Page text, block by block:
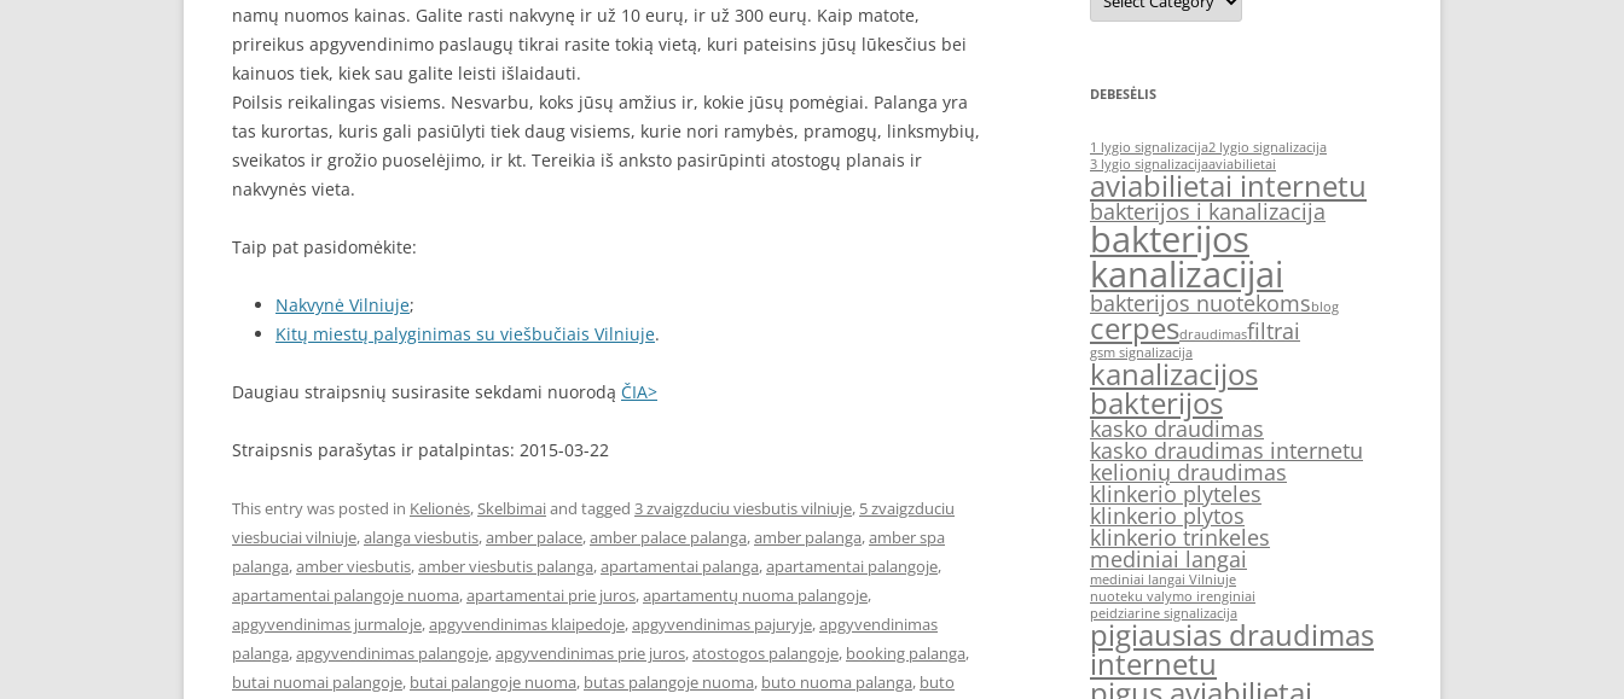
namų nuomos kainas. Galite rasti nakvynę ir už 10 eurų, ir už 300 eurų. Kaip matote,
prireikus apgyvendinimo paslaugų tikrai rasite tokią vietą, kuri pateisins jūsų lūkesčius bei
kainuos tiek, kiek sau galite leisti išlaidauti.
Poilsis reikalingas visiems. Nesvarbu, koks jūsų amžius ir, kokie jūsų pomėgiai. Palanga yra
tas kurortas, kuris gali pasiūlyti tiek daug visiems, kurie nori ramybės, pramogų, linksmybių,
sveikatos ir grožio puoselėjimo, ir kt. Tereikia iš anksto pasirūpinti atostogų planais ir
nakvynės vieta.
Taip pat pasidomėkite:
Nakvynė Vilniuje;
Kitų miestų palyginimas su viešbučiais Vilniuje.
Daugiau straipsnių susirasite sekdami nuorodą ČIA>
Straipsnis parašytas ir patalpintas: 2015-03-22
This entry was posted in Kelionės,Skelbimaiand tagged 3 zvaigzduciu viesbutis vilniuje, 5 zvaigzduciu
viesbuciai vilniuje,alanga viesbutis,amber palace,amber palace palanga,amber palanga,amber spa
palanga,amber viesbutis,amber viesbutis palanga,apartamentai palanga,apartamentai palangoje,
apartamentai palangoje nuoma,apartamentai prie juros,apartamentų nuoma palangoje,
apgyvendinimas jurmaloje,apgyvendinimas klaipedoje,apgyvendinimas pajuryje,apgyvendinimas
palanga,apgyvendinimas palangoje,apgyvendinimas prie juros,atostogos palangoje, booking palanga,
butai nuomai palangoje, butai palangoje nuoma, butas palangoje nuoma, buto nuoma palanga, buto
DEBESĖLIS
1 lygio signalizacija2 lygio signalizacija
3 lygio signalizacijaaviabilietai
aviabilietai internetu
bakterijos i kanalizacija
bakterijos
kanalizacijai
bakterijos nuotekomsblog
cerpesdraudimasfiltrai
gsm signalizacija
kanalizacijos
bakterijos
kasko draudimas
kasko draudimas internetu
kelionių draudimas
klinkerio plyteles
klinkerio plytos
klinkerio trinkeles
mediniai langai
mediniai langai Vilniuje
nuoteku valymo irenginiai
peidziarine signalizacija
pigiausias draudimas
internetu